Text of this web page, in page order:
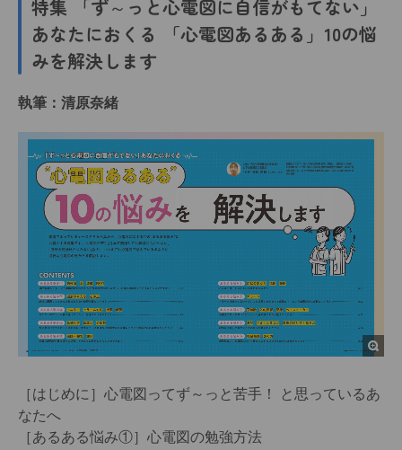
特集 「ず～っと心電図に自信がもてない」
あなたにおくる 「心電図あるある」10の悩
みを解決します
執筆：清原奈緒
［はじめに］心電図ってず～っと苦手！ と思っているあ
なたへ
［あるある悩み①］心電図の勉強方法